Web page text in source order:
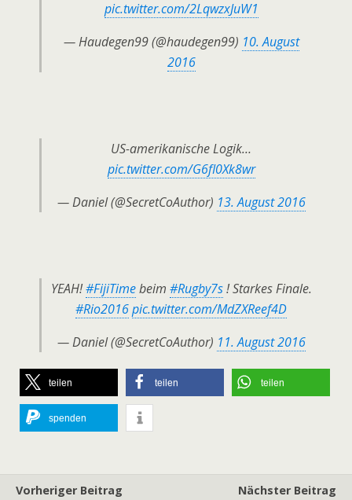
pic.twitter.com/2LqwzxJuW1
— Haudegen99 (@haudegen99) 10. August
2016
US-amerikanische Logik…
pic.twitter.com/G6fI0Xk8wr
— Daniel (@SecretCoAuthor) 13. August 2016
YEAH!#FijiTimebeim #Rugby7s! Starkes Finale.
#Rio2016pic.twitter.com/MdZXReef4D
— Daniel (@SecretCoAuthor) 11. August 2016
teilen teilen teilen
spenden
Vorheriger Beitrag
Nächster Beitrag